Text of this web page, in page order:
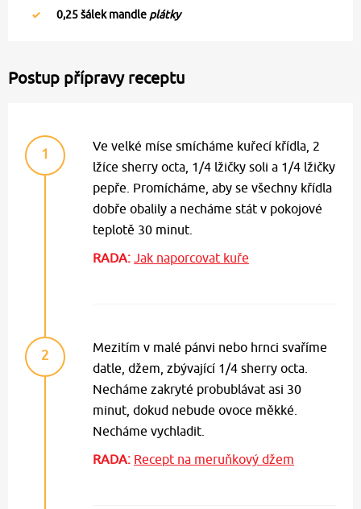
0,25šálek mandle plátky
Postup přípravy receptu
1
Ve velké míse smícháme kuřecí křídla, 2
lžíce sherry octa, 1/4 lžičky soli a 1/4 lžičky
pepře. Promícháme, aby se všechny křídla
dobře obalily a necháme stát v pokojové
teplotě 30 minut.
RADA: Jak naporcovat kuře
2
Mezitím v malé pánvi nebo hrnci svaříme
datle, džem, zbývající 1/4 sherry octa.
Necháme zakryté probublávat asi 30
minut, dokud nebude ovoce měkké.
Necháme vychladit.
RADA: Recept na meruňkový džem